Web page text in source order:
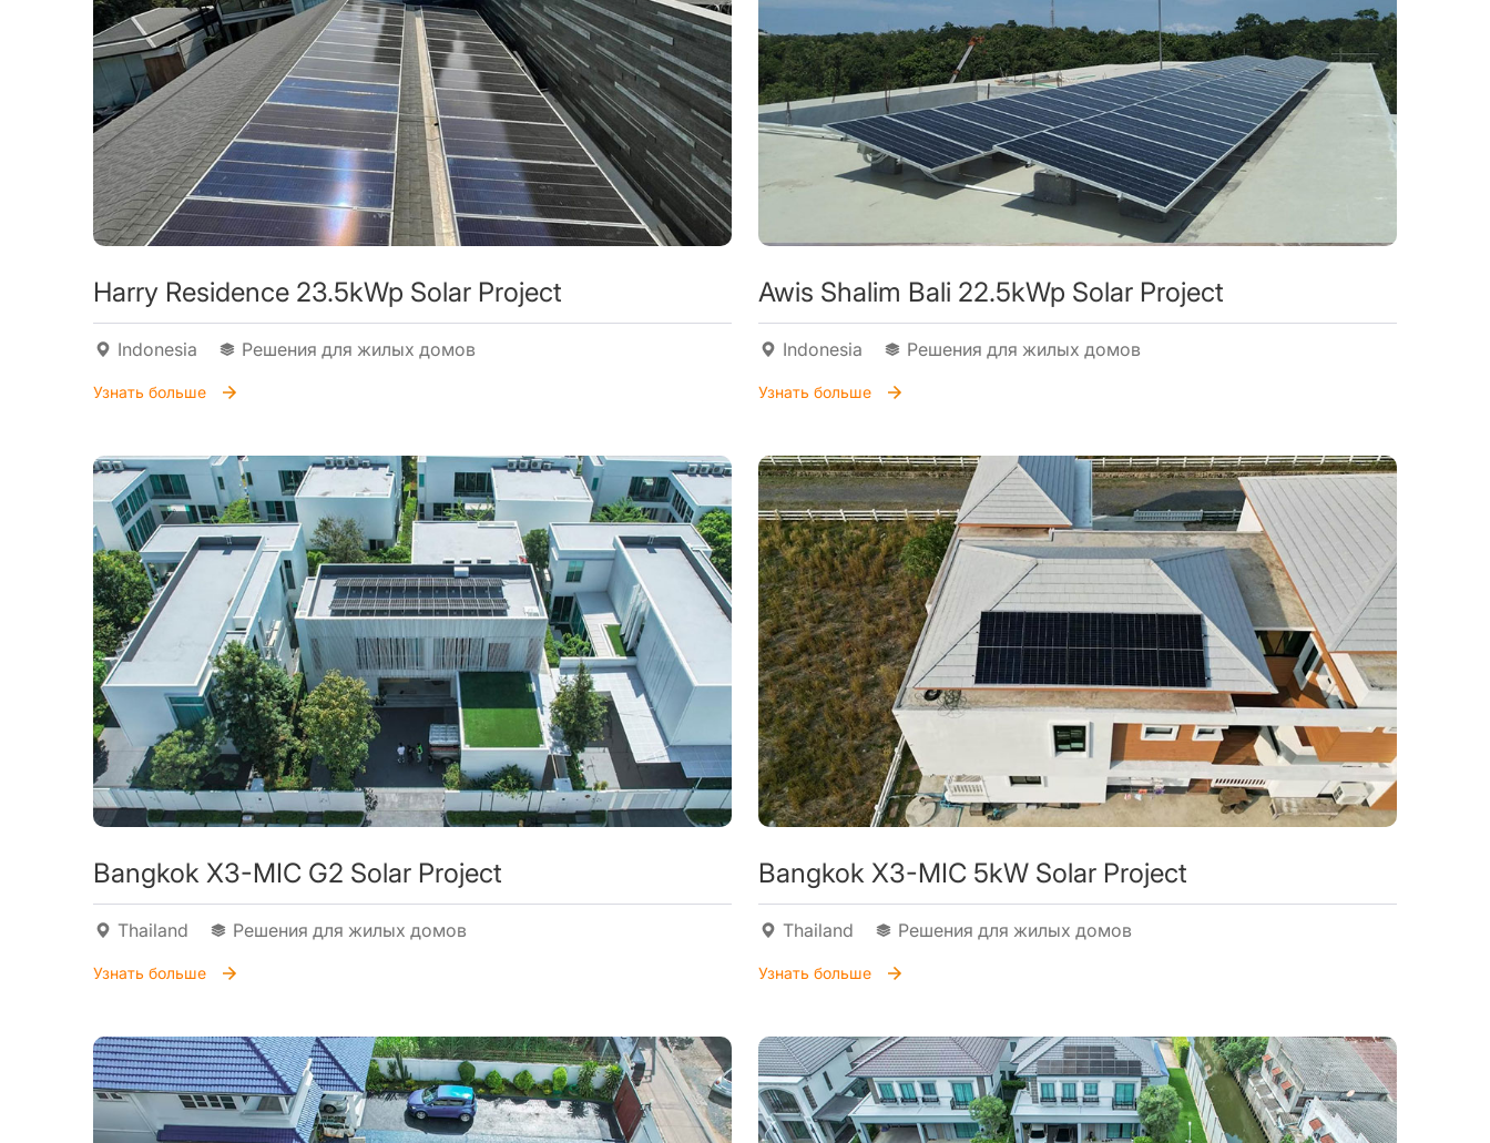
Harry Residence 23.5kWp Solar Project
Indonesia Решения для жилых домов
Узнать больше
Awis Shalim Bali 22.5kWp Solar Project
Indonesia Решения для жилых домов
Узнать больше
Bangkok X3-MIC G2 Solar Project
Thailand Решения для жилых домов
Узнать больше
Bangkok X3-MIC 5kW Solar Project
Thailand Решения для жилых домов
Узнать больше